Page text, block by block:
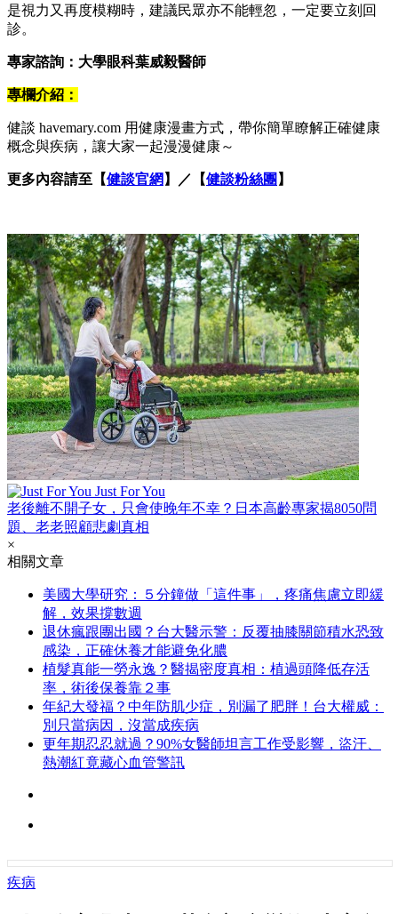
是視力又再度模糊時，建議民眾亦不能輕忽，一定要立刻回
診。
專家諮詢：大學眼科葉威毅醫師
專欄介紹：
健談 havemary.com 用健康漫畫方式，帶你簡單瞭解正確健康
概念與疾病，讓大家一起漫漫健康～
更多內容請至【健談官網 】／【健談粉絲團 】
Just For You
老後離不開子女，只會使晚年不幸？日本高齡專家揭8050問
題、老老照顧悲劇真相
×
相關文章
美國大學研究：５分鐘做「這件事」，疼痛焦慮立即緩
解，效果撐數週
退休瘋跟團出國？台大醫示警：反覆抽膝關節積水恐致
感染，正確休養才能避免化膿
植髮真能一勞永逸？醫揭密度真相：植過頭降低存活
率，術後保養靠２事
年紀大發福？中年防肌少症，別漏了肥胖！台大權威：
別只當病因，沒當成疾病
更年期忍忍就過？90%女醫師坦言工作受影響，盜汗、
熱潮紅竟藏心血管警訊
疾病